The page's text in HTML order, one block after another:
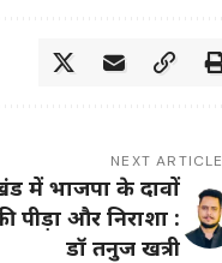
NEXT ARTICLE
में भाजपा के दावों
पीड़ा और निराशा :
डॉ तनुज खत्री